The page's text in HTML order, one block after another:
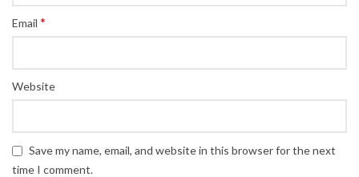
Email *
Website
Save my name, email, and website in this browser for the next
time I comment.